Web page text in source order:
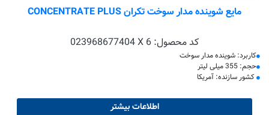
مایع شوینده مدار سوخت تکران CONCENTRATE PLUS
کد محصول: 023968677404 X 6
کاربرد: شوینده مدار سوخت
حجم: 355 میلی لیتر
کشور سازنده: آمریکا
اطلاعات بیشتر